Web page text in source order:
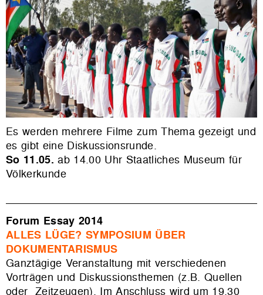
Es werden mehrere Filme zum Thema gezeigt und
es gibt eine Diskussionsrunde.
So 11.05. ab 14.00 Uhr Staatliches Museum für
Völkerkunde
Forum Essay 2014
ALLES LÜGE? SYMPOSIUM ÜBER
DOKUMENTARISMUS
Ganztägige Veranstaltung mit verschiedenen
Vorträgen und Diskussionsthemen (z.B. Quellen
oder Zeitzeugen). Im Anschluss wird um 19.30